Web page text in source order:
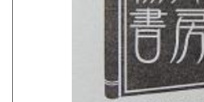
180円